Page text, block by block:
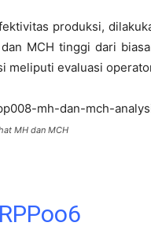
produksi,
MCH tinggi dari
meliputi evaluasi
MH dan MCH